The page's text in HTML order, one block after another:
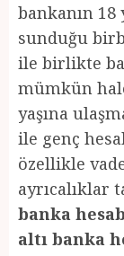
bankanın 18
sunduğu
ile birlikte
mümkün
yaşına
ile genç
özellikle
ayrıcalıklar
banka
altı banka